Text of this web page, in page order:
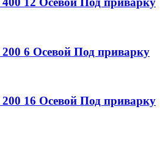
200 6 Осевой Под приварку
200 16 Осевой Под приварку